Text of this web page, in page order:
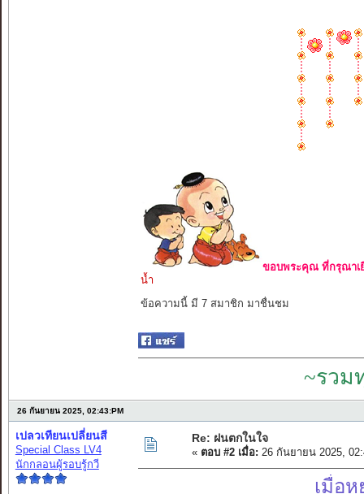
ขอบพระคุณ ที่กรุณาเ
น้ำ
ข้อความนี้ มี 7 สมาชิก มาชื่นชม
~รวม
26 กันยายน 2025, 02:43:PM
เปลวเทียนเปลี่ยนสี
Special Class LV4
นักกลอนผู้รอบรู้กวี
Re: ฝนตกในใจ
« ตอบ #2 เมื่อ: 26 กันยายน 2025,
เมื่อ